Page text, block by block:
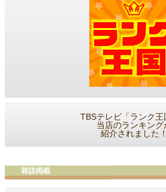
TBSテレビ「ランク王
当店のランキング
紹介されました！